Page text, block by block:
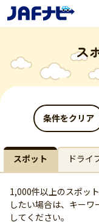
ス
条件をクリア
スポット ドライ
1,000件以上のスポッ
したい場合は、キー
してください。